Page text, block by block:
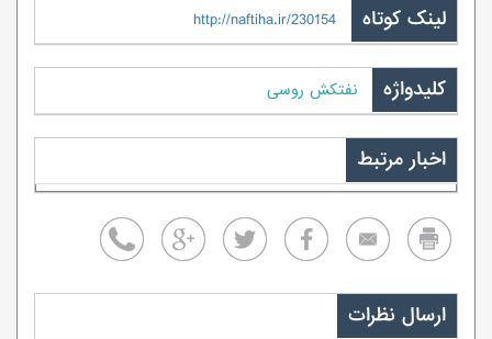
لینک کوتاه http://naftiha.ir/230154
کلیدواژه نفتکش روسی
اخبار مرتبط
ارسال نظرات